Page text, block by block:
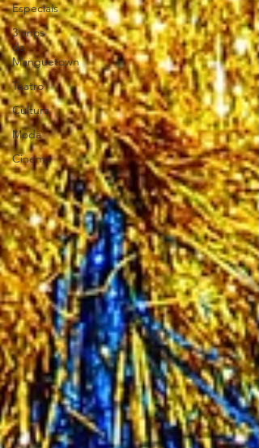
Especiais
3 anos
da
Manguetown
Teatro
Cultura
Moda
Cinema